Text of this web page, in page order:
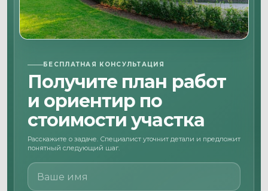
БЕСПЛАТНАЯ КОНСУЛЬТАЦИЯ
Получите план работ
и ориентир по
стоимости участка
Расскажите о задаче. Специалист уточнит детали и предложит
понятный следующий шаг.
Ваше имя